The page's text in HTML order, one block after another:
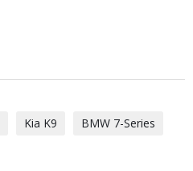
Kia K9 BMW 7-Series